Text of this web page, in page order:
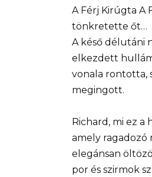
A Férj Kirúgta A
tönkretette őt…
A késő délutáni
elkezdett
vonala rontotta,
megingott.
Richard, mi ez
amely ragadozó
elegánsan
por és szirmok